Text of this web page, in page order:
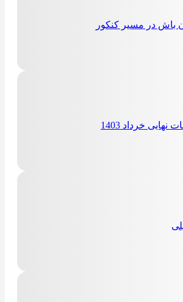
باش در مسیر کنکور
نهایی خرداد 1403